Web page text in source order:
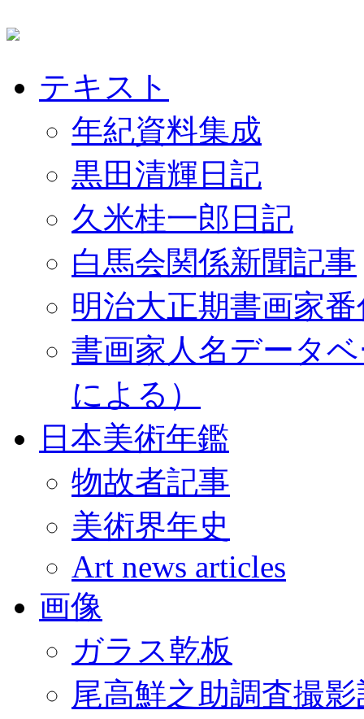
テキスト
年紀資料集成
黒田清輝日記
久米桂一郎日記
白馬会関係新聞記事
明治大正期書画家
書画家人名データ
による）
日本美術年鑑
物故者記事
美術界年史
Art news articles
画像
ガラス乾板
尾高鮮之助調査撮